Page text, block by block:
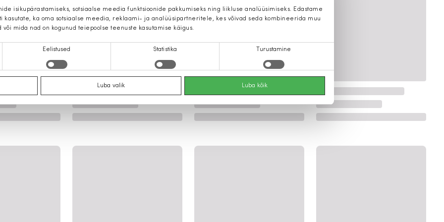
isikupärastamiseks, sotsiaalse meedia funktsioonide pakkumiseks ning liikluse analüüsimiseks. Edastame
kasutate, ka oma sotsiaalse meedia, reklaami- ja analüüsipartneritele, kes võivad seda kombineerida muu
mida nad on kogunud teiepoolse teenuste kasutamise käigus.
Eelistused Statistika Turustamine
Luba valik Luba kõik